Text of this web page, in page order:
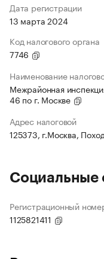
Дата регистрации
13 марта 2024
Код налогового органа
7746
Наименование
Межрайонная
46 по г. Москве
Адрес налоговой
125373, г.Москва,
Социальные
Регистрационный
1125821411